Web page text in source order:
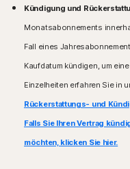
Kündigung und
Monatsabonnements
Fall eines
Kaufdatum kündigen, um
Einzelheiten erfahren Sie in
Rückerstattungs- und
Falls Sie Ihren Vertrag
möchten, klicken Sie hier.